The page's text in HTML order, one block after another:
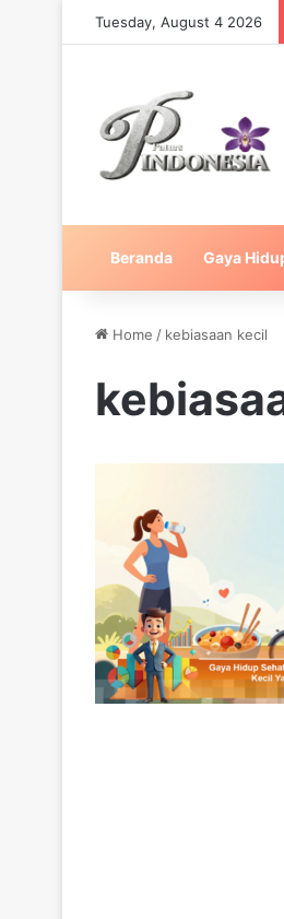
Tuesday, August 4 2026
Beranda Gaya
Home / kebiasaan kecil